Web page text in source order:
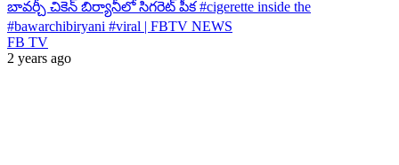
బావర్చీ చికెన్ బిర్యానీలో సిగరెట్ పీక #cigerette inside the
#bawarchibiryani #viral | FBTV NEWS
FB TV
2 years ago